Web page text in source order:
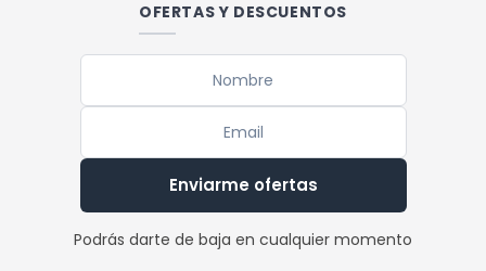
OFERTAS Y DESCUENTOS
Enviarme ofertas
Podrás darte de baja en cualquier momento